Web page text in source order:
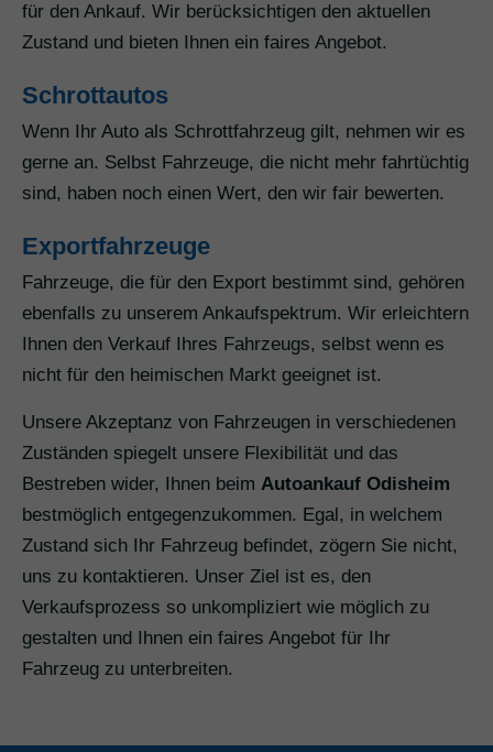
für den Ankauf. Wir berücksichtigen den aktuellen
Zustand und bieten Ihnen ein faires Angebot.
Schrottautos
Wenn Ihr Auto als Schrottfahrzeug gilt, nehmen wir es
gerne an. Selbst Fahrzeuge, die nicht mehr fahrtüchtig
sind, haben noch einen Wert, den wir fair bewerten.
Exportfahrzeuge
Fahrzeuge, die für den Export bestimmt sind, gehören
ebenfalls zu unserem Ankaufspektrum. Wir erleichtern
Ihnen den Verkauf Ihres Fahrzeugs, selbst wenn es
nicht für den heimischen Markt geeignet ist.
Unsere Akzeptanz von Fahrzeugen in verschiedenen
Zuständen spiegelt unsere Flexibilität und das
Bestreben wider, Ihnen beim Autoankauf Odisheim
bestmöglich entgegenzukommen. Egal, in welchem
Zustand sich Ihr Fahrzeug befindet, zögern Sie nicht,
uns zu kontaktieren. Unser Ziel ist es, den
Verkaufsprozess so unkompliziert wie möglich zu
gestalten und Ihnen ein faires Angebot für Ihr
Fahrzeug zu unterbreiten.